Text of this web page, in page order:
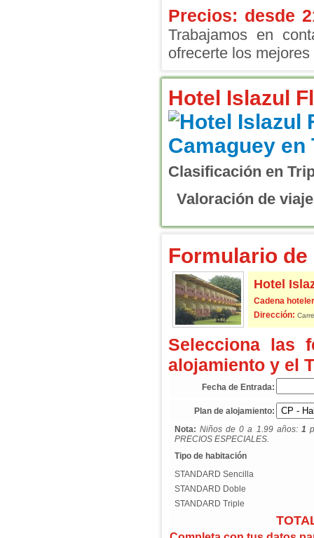
Precios: desde
Trabajamos en
ofrecerte los
Hotel Islazul
Clasificación en
Valoración de
Formulario
Hotel
Cadena
Dirección:
Selecciona las
alojamiento y el
Fecha de Entrada:
Plan de alojamiento:
Nota: Niños de 0 a 1.99 años: 1
PRECIOS ESPECIALES.
Tipo de habitación
STANDARD Sencilla
STANDARD Doble
STANDARD Triple